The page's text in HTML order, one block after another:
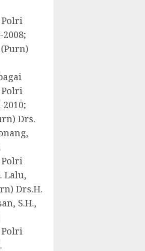
Drs.
Lalu,
Drs.H.
S.H.,